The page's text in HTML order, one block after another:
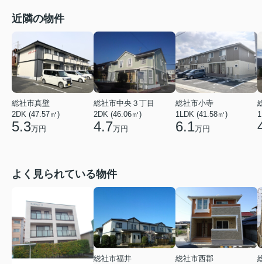
近隣の物件
総社市真壁
2DK (47.57㎡)
5.3万円
総社市中央３丁目
2DK (46.06㎡)
4.7万円
総社市小寺
1LDK (41.58㎡)
6.1万円
よく見られている物件
総社市福井
総社市西郡